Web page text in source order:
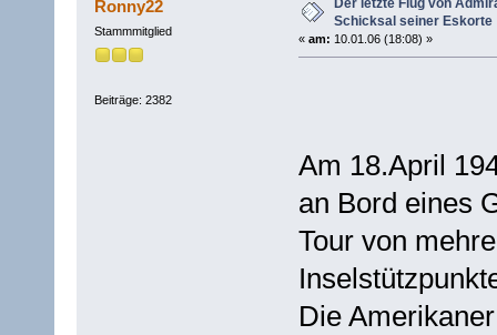
Ronny22
Stammmitglied
Beiträge: 2382
Der letzte Flug von
Schicksal seiner Eskorte
« am: 10.01.06 (18:08) »
Am 18.April
an Bord eines
Tour von
Die